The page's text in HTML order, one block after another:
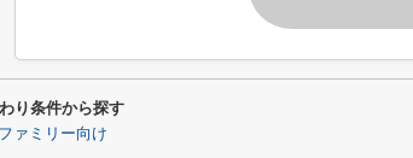
り条件から探す
ァミリー向け